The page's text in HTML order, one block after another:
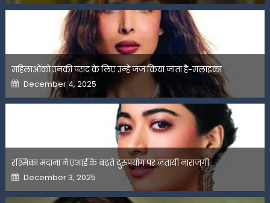
महिलाओंको उनकी पसंद के लिए उन्हें जज किया जाता है-मलाइका
Posted
on
December 4, 2025
रश्मिका मंदाना ने एआई के बढ़ते दुरुपयोग पर जतायी नाराजगी
Posted
on
December 3, 2025